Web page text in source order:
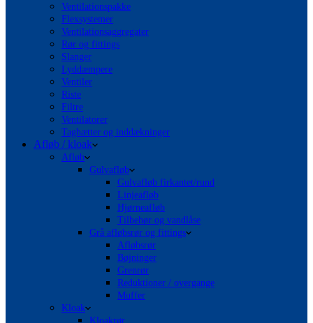
Ventilationspakke
Flexsystemer
Ventilationsaggregater
Rør og fittings
Slanger
Lyddæmpere
Ventiler
Riste
Filtre
Ventilatorer
Taghætter og inddækninger
Afløb / kloak
Afløb
Gulvafløb
Gulvafløb firkantet/rund
Linjeafløb
Hjørneafløb
Tilbehør og vandlåse
Grå afløbsrør og fittings
Afløbsrør
Bøjninger
Grenrør
Reduktioner / overgange
Muffer
Kloak
Kloakrør